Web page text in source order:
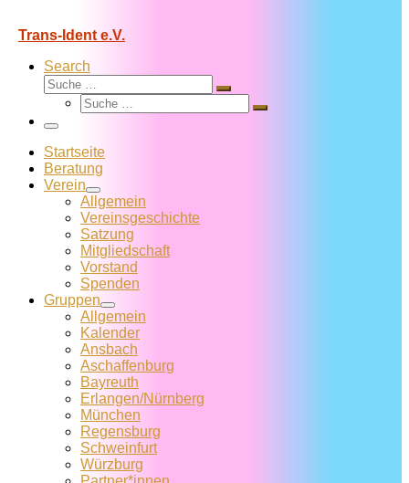
Trans-Ident e.V.
Search
Suche
Suche
Suche
Suche
Menü
Startseite
Beratung
Verein
Allgemein
Vereins­geschichte
Satzung
Mitglied­schaft
Vorstand
Spenden
Gruppen
Allgemein
Kalender
Ansbach
Aschaffenburg
Bayreuth
Erlangen/Nürnberg
München
Regensburg
Schweinfurt
Würzburg